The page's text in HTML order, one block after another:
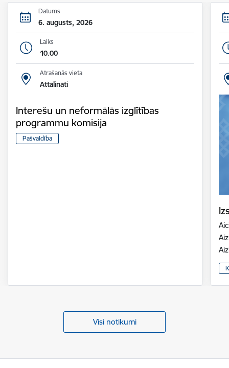
Datums
6. augusts, 2026
Laiks
10.00
Atrašanās vieta
Attālināti
Interešu un neformālās izglītības
programmu komisija
Pašvaldība
Visi notikumi